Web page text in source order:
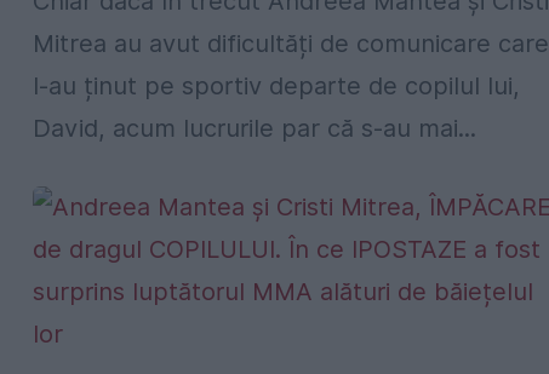
Mitrea au avut dificultăți de comunicare care
l-au ținut pe sportiv departe de copilul lui,
David, acum lucrurile par că s-au mai...